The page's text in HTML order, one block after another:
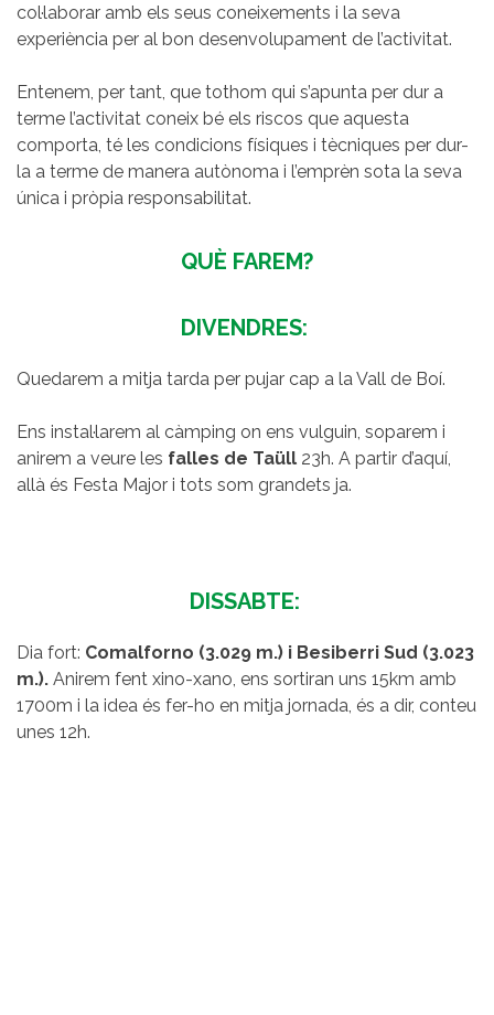
col·laborar amb els seus coneixements i la seva
experiència per al bon desenvolupament de l’activitat.
Entenem, per tant, que tothom qui s’apunta per dur a
terme l’activitat coneix bé els riscos que aquesta
comporta, té les condicions físiques i tècniques per dur-
la a terme de manera autònoma i l’emprèn sota la seva
única i pròpia responsabilitat.
QUÈ FAREM?
DIVENDRES:
Quedarem a mitja tarda per pujar cap a la Vall de Boí.
Ens instal·larem al càmping on ens vulguin, soparem i
anirem a veure les falles de Taüll 23h. A partir d’aquí,
allà és Festa Major i tots som grandets ja.
DISSABTE:
Dia fort: Comalforno (3.029 m.) i Besiberri Sud (3.023
m.). Anirem fent xino-xano, ens sortiran uns 15km amb
1700m i la idea és fer-ho en mitja jornada, és a dir, conteu
unes 12h.